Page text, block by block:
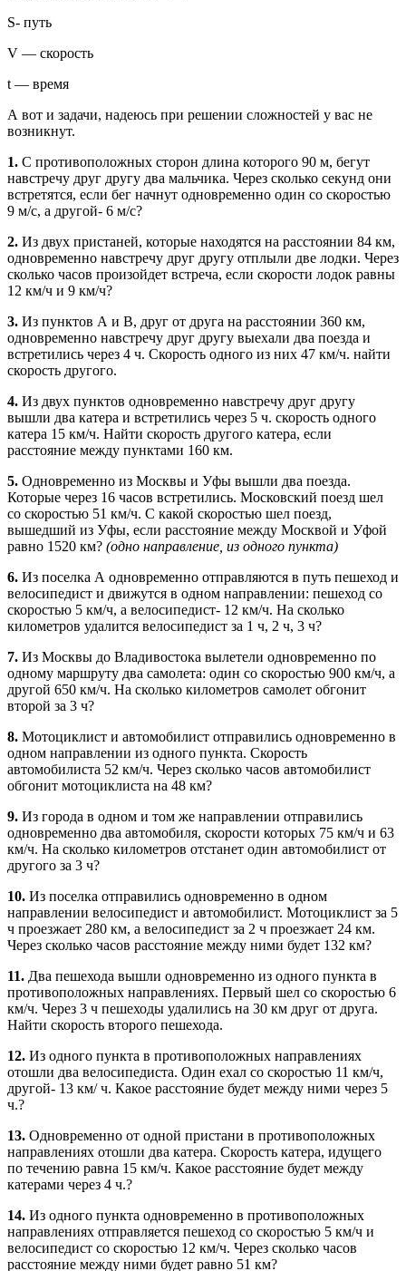
S- путь
V — скорость
t — время
А вот и задачи, надеюсь при решении сложностей у вас не
возникнут.
1. С противоположных сторон длина которого 90 м, бегут
навстречу друг другу два мальчика. Через сколько секунд они
встретятся, если бег начнут одновременно один со скоростью
9 м/с, а другой- 6 м/с?
2. Из двух пристаней, которые находятся на расстоянии 84 км,
одновременно навстречу друг другу отплыли две лодки. Через
сколько часов произойдет встреча, если скорости лодок равны
12 км/ч и 9 км/ч?
3. Из пунктов А и В, друг от друга на расстоянии 360 км,
одновременно навстречу друг другу выехали два поезда и
встретились через 4 ч. Скорость одного из них 47 км/ч. найти
скорость другого.
4. Из двух пунктов одновременно навстречу друг другу
вышли два катера и встретились через 5 ч. скорость одного
катера 15 км/ч. Найти скорость другого катера, если
расстояние между пунктами 160 км.
5. Одновременно из Москвы и Уфы вышли два поезда.
Которые через 16 часов встретились. Московский поезд шел
со скоростью 51 км/ч. С какой скоростью шел поезд,
вышедший из Уфы, если расстояние между Москвой и Уфой
равно 1520 км? (одно направление, из одного пункта)
6. Из поселка А одновременно отправляются в путь пешеход и
велосипедист и движутся в одном направлении: пешеход со
скоростью 5 км/ч, а велосипедист- 12 км/ч. На сколько
километров удалится велосипедист за 1 ч, 2 ч, 3 ч?
7. Из Москвы до Владивостока вылетели одновременно по
одному маршруту два самолета: один со скоростью 900 км/ч, а
другой 650 км/ч. На сколько километров самолет обгонит
второй за 3 ч?
8. Мотоциклист и автомобилист отправились одновременно в
одном направлении из одного пункта. Скорость
автомобилиста 52 км/ч. Через сколько часов автомобилист
обгонит мотоциклиста на 48 км?
9. Из города в одном и том же направлении отправились
одновременно два автомобиля, скорости которых 75 км/ч и 63
км/ч. На сколько километров отстанет один автомобилист от
другого за 3 ч?
10. Из поселка отправились одновременно в одном
направлении велосипедист и автомобилист. Мотоциклист за 5
ч проезжает 280 км, а велосипедист за 2 ч проезжает 24 км.
Через сколько часов расстояние между ними будет 132 км?
11. Два пешехода вышли одновременно из одного пункта в
противоположных направлениях. Первый шел со скоростью 6
км/ч. Через 3 ч пешеходы удалились на 30 км друг от друга.
Найти скорость второго пешехода.
12. Из одного пункта в противоположных направлениях
отошли два велосипедиста. Один ехал со скоростью 11 км/ч,
другой- 13 км/ ч. Какое расстояние будет между ними через 5
ч.?
13. Одновременно от одной пристани в противоположных
направлениях отошли два катера. Скорость катера, идущего
по течению равна 15 км/ч. Какое расстояние будет между
катерами через 4 ч.?
14. Из одного пункта одновременно в противоположных
направлениях отправляется пешеход со скоростью 5 км/ч и
велосипедист со скоростью 12 км/ч. Через сколько часов
расстояние между ними будет равно 51 км?